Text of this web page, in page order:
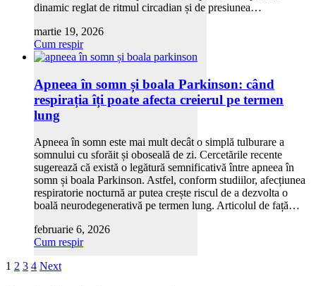
dinamic reglat de ritmul circadian și de presiunea…
martie 19, 2026
Cum respir
Apneea în somn și boala Parkinson: când
respirația îți poate afecta creierul pe termen
lung
Apneea în somn este mai mult decât o simplă tulburare a
somnului cu sforăit și oboseală de zi. Cercetările recente
sugerează că există o legătură semnificativă între apneea în
somn și boala Parkinson. Astfel, conform studiilor, afecțiunea
respiratorie nocturnă ar putea crește riscul de a dezvolta o
boală neurodegenerativă pe termen lung. Articolul de față…
februarie 6, 2026
Cum respir
1 2 3 4 Next